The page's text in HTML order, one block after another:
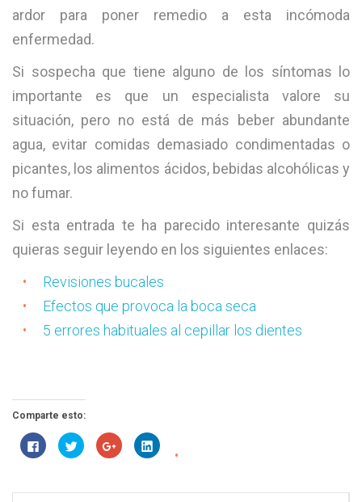
ardor para poner remedio a esta incómoda
enfermedad.
Si sospecha que tiene alguno de los síntomas lo
importante es que un especialista valore su
situación, pero no está de más beber abundante
agua, evitar comidas demasiado condimentadas o
picantes, los alimentos ácidos, bebidas alcohólicas y
no fumar.
Si esta entrada te ha parecido interesante quizás
quieras seguir leyendo en los siguientes enlaces:
Revisiones bucales
Efectos que provoca la boca seca
5 errores habituales al cepillar los dientes
Comparte esto:
Haz
clic
Facebook
Haz
clic
Twitter
Haz
clic
Google+
Haz
clic
LinkedIn